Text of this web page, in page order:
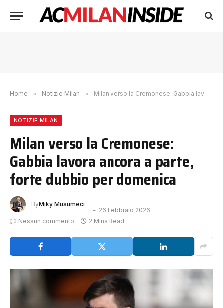
Home » Notizie Milan » Milan verso la Cremonese: Gabbia lavora ancora a parte, forte dubbio per domenica
NOTIZIE MILAN
Milan verso la Cremonese:
Gabbia lavora ancora a parte,
forte dubbio per domenica
ByMiky Musumeci
26 Febbraio 2026
Nessun commento
2 Mins Read